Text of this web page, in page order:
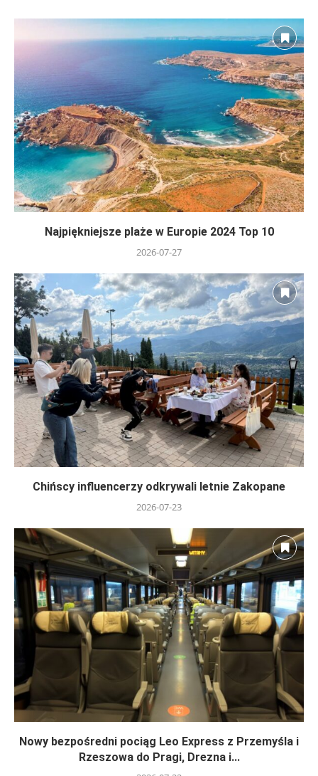
Najpiękniejsze plaże w Europie 2024 Top 10
2026-07-27
Chińscy influencerzy odkrywali letnie Zakopane
2026-07-23
Nowy bezpośredni pociąg Leo Express z Przemyśla i
Rzeszowa do Pragi, Drezna i...